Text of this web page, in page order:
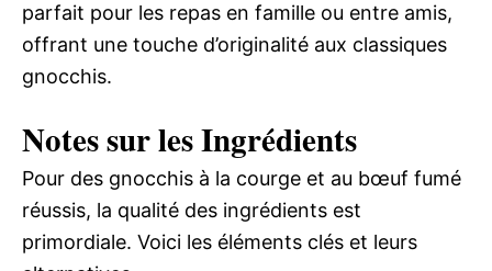
parfait pour les repas en famille ou entre amis,
offrant une touche d’originalité aux classiques
gnocchis.
Notes sur les Ingrédients
Pour des gnocchis à la courge et au bœuf fumé
réussis, la qualité des ingrédients est
primordiale. Voici les éléments clés et leurs